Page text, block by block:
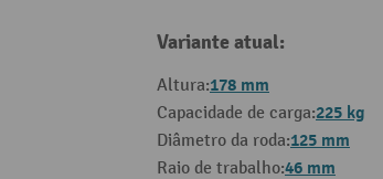
Variante atual:
Altura:178 mm
Capacidade de carga:225 kg
Diâmetro da roda:125 mm
Raio de trabalho:46 mm